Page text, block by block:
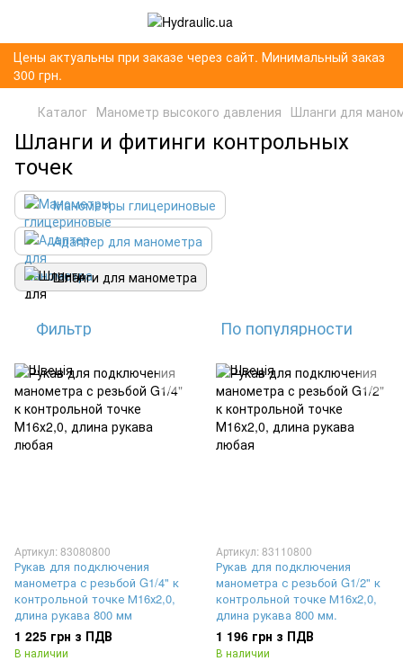
Цены актуальны при заказе через сайт. Минимальный заказ
300 грн.
Каталог Манометр высокого давления Шланги для
Шланги и фитинги контрольных
точек
Манометры глицериновые
Адаптер для манометра
Шланги для манометра
Фильтр По популярности
Артикул: 83080800
Рукав для подключения
манометра с резьбой G1/4" к
контрольной точке М16х2,0,
длина рукава 800 мм
1 225 грн з ПДВ
В наличии
Артикул: 83110800
Рукав для подключения
манометра с резьбой G1/2" к
контрольной точке М16х2,0,
длина рукава 800 мм.
1 196 грн з ПДВ
В наличии